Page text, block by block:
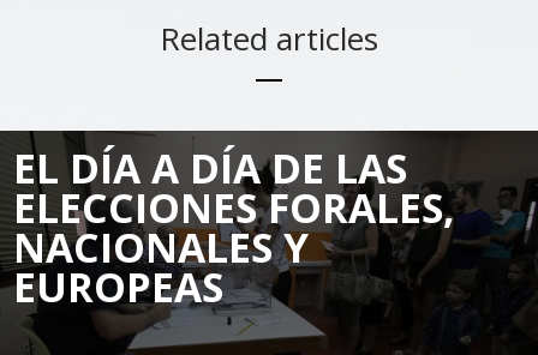
Related articles
¿QUIÉN HA DICHO QUÉ
EN LA CAMPAÑA
ELECTORAL?
EL DÍA A DÍA DE LAS
ELECCIONES FORALES,
NACIONALES Y
EUROPEAS